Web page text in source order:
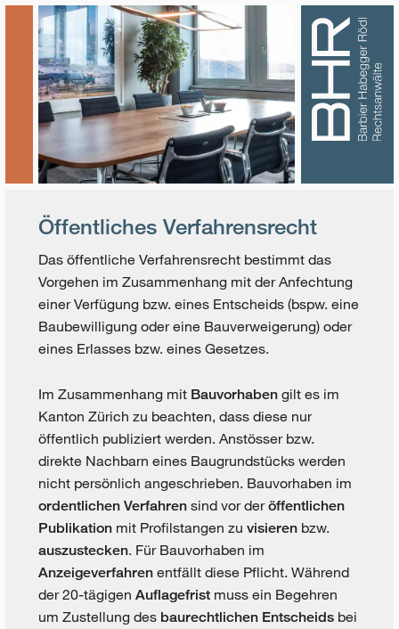
Öffentliches Verfahrensrecht
Das öffentliche Verfahrensrecht bestimmt das
Vorgehen im Zusammenhang mit der Anfechtung
einer Verfügung bzw. eines Entscheids (bspw. eine
Baubewilligung oder eine Bauverweigerung) oder
eines Erlasses bzw. eines Gesetzes.
Im Zusammenhang mit Bauvorhabengilt es im
Kanton Zürich zu beachten, dass diese nur
öffentlich publiziert werden. Anstösser bzw.
direkte Nachbarn eines Baugrundstücks werden
nicht persönlich angeschrieben. Bauvorhaben im
ordentlichen Verfahren sind vor deröffentlichen
Publikation mit Profilstangen zuvisieren bzw.
auszustecken. Für Bauvorhaben im
Anzeigeverfahren entfällt diese Pflicht. Während
der 20-tägigenAuflagefrist muss ein Begehren
um Zustellung des baurechtlichen Entscheids bei